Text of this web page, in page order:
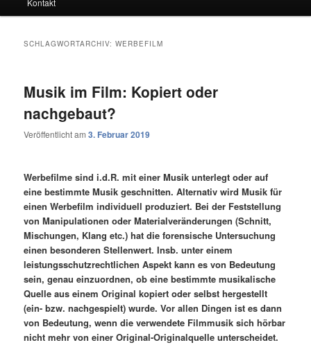
SCHLAGWORTARCHIV:WERBEFILM
Musik im Film: Kopiert oder
nachgebaut?
Veröffentlicht am3. Februar 2019
Werbefilme sind i.d.R. mit einer Musik unterlegt oder auf
eine bestimmte Musik geschnitten. Alternativ wird Musik für
einen Werbefilm individuell produziert. Bei der Feststellung
von Manipulationen oder Materialveränderungen (Schnitt,
Mischungen, Klang etc.) hat die forensische Untersuchung
einen besonderen Stellenwert. Insb. unter einem
leistungsschutzrechtlichen Aspekt kann es von Bedeutung
sein, genau einzuordnen, ob eine bestimmte musikalische
Quelle aus einem Original kopiert oder selbst hergestellt
(ein- bzw. nachgespielt) wurde. Vor allen Dingen ist es dann
von Bedeutung, wenn die verwendete Filmmusik sich hörbar
nicht mehr von einer Original-Originalquelle unterscheidet.